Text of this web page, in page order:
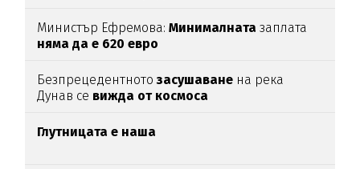
Министър Ефремова:Минималната заплата
няма да е 620 евро
Безпрецедентнотозасушаване на река
Дунав се вижда от космоса
Глутницата е наша